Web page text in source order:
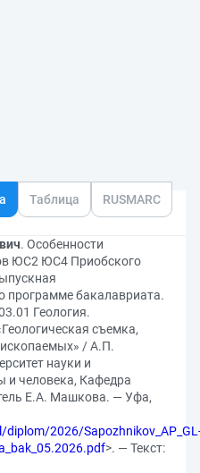
Таблица RUSMARC
. Особенности
ЮС2 ЮС4 Приобского
программе бакалавриата.
Геология.
съемка,
/ А.П.
науки и
и человека, Кафедра
Е.А. Машкова. — Уфа,
2026/
>. — Текст: